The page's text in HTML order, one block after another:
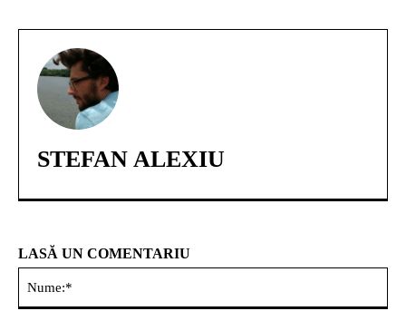
STEFAN ALEXIU
LASĂ UN COMENTARIU